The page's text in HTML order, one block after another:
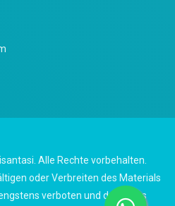
Alle Rechte vorbehalten.
oder Verbreiten des Materials
verboten und durch das